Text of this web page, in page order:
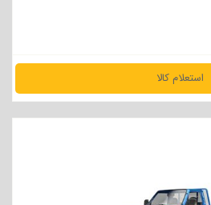
استعلام کالا
جزئیات